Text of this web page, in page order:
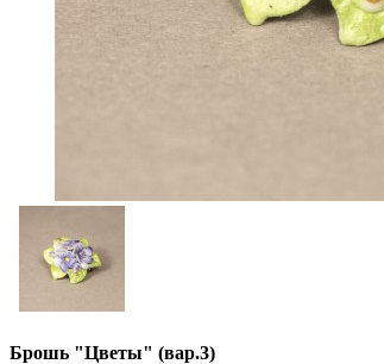
Брошь "Цветы" (вар.3)